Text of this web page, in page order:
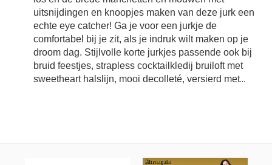
uitsnijdingen en knoopjes maken van deze jurk een
echte eye catcher! Ga je voor een jurkje de
comfortabel bij je zit, als je indruk wilt maken op je
droom dag. Stijlvolle korte jurkjes passende ook bij
bruid feestjes, strapless cocktailkledij bruiloft met
sweetheart halslijn, mooi decolleté, versierd met...